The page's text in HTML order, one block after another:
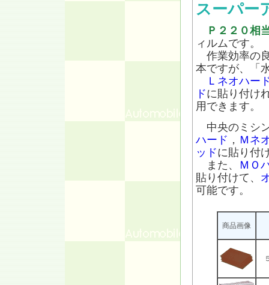
スーパー
Ｐ２２０相
ィルムです。
作業効率の
本ですが、「
Ｌネオハー
ドに貼り付け
用できます。
中央のミシ
ハード ， Ｍネ
ッドに貼り付
また、
ＭＯ
貼り付けて、
可能です。
商品画像